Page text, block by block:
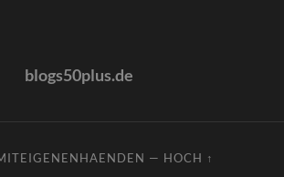
blogs50plus.de
— HOCH ↑